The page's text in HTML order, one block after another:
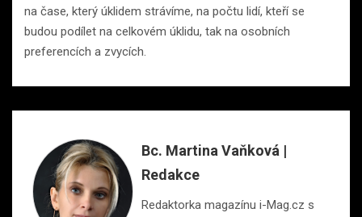
na čase, který úklidem strávíme, na počtu lidí, kteří se
budou podílet na celkovém úklidu, tak na osobních
preferencích a zvycích.
Bc. Martina Vaňková |
Redakce
Redaktorka magazínu i-Mag.cz s